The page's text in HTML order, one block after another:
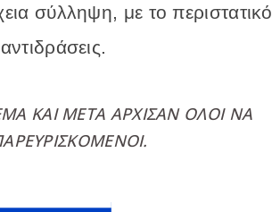
σύλληψη, με το περιστατικό
ΚΑΙ ΜΕΤΆ ΆΡΧΙΣΑΝ ΌΛΟΙ ΝΑ